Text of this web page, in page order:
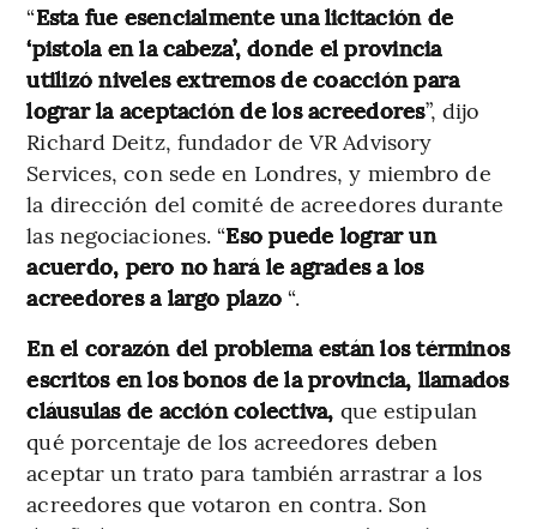
“Esta fue esencialmente una licitación de
‘pistola en la cabeza’, donde el provincia
utilizó niveles extremos de coacción para
lograr la aceptación de los acreedores”, dijo
Richard Deitz, fundador de VR Advisory
Services, con sede en Londres, y miembro de
la dirección del comité de acreedores durante
las negociaciones. “Eso puede lograr un
acuerdo, pero no hará le agrades a los
acreedores a largo plazo“.
En el corazón del problema están los términos
escritos en los bonos de la provincia, llamados
cláusulas de acción colectiva, que estipulan
qué porcentaje de los acreedores deben
aceptar un trato para también arrastrar a los
acreedores que votaron en contra. Son